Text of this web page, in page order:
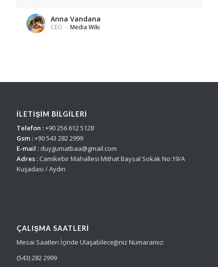
Anna Vandana
CEO – Media Wiki
İLETİŞİM BİLGİLERİ
Telefon :+90 256 612 5128
Gsm :+90 543 282 2999
E-mail :duygumatbaa@gmail.com
Adres :Camikebir Mahallesi Mithat Baysal Sokak No:19/A
Kuşadası / Aydın
ÇALIŞMA SAATLERI
Mesai Saatleri İçinde Ulaşabileceğiniz Numaramız:
(543) 282 2999